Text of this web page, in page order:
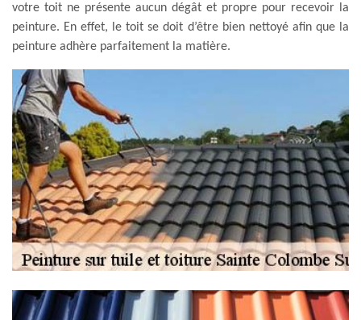
votre toit ne présente aucun dégât et propre pour recevoir la
peinture. En effet, le toit se doit d’être bien nettoyé afin que la
peinture adhère parfaitement la matière.